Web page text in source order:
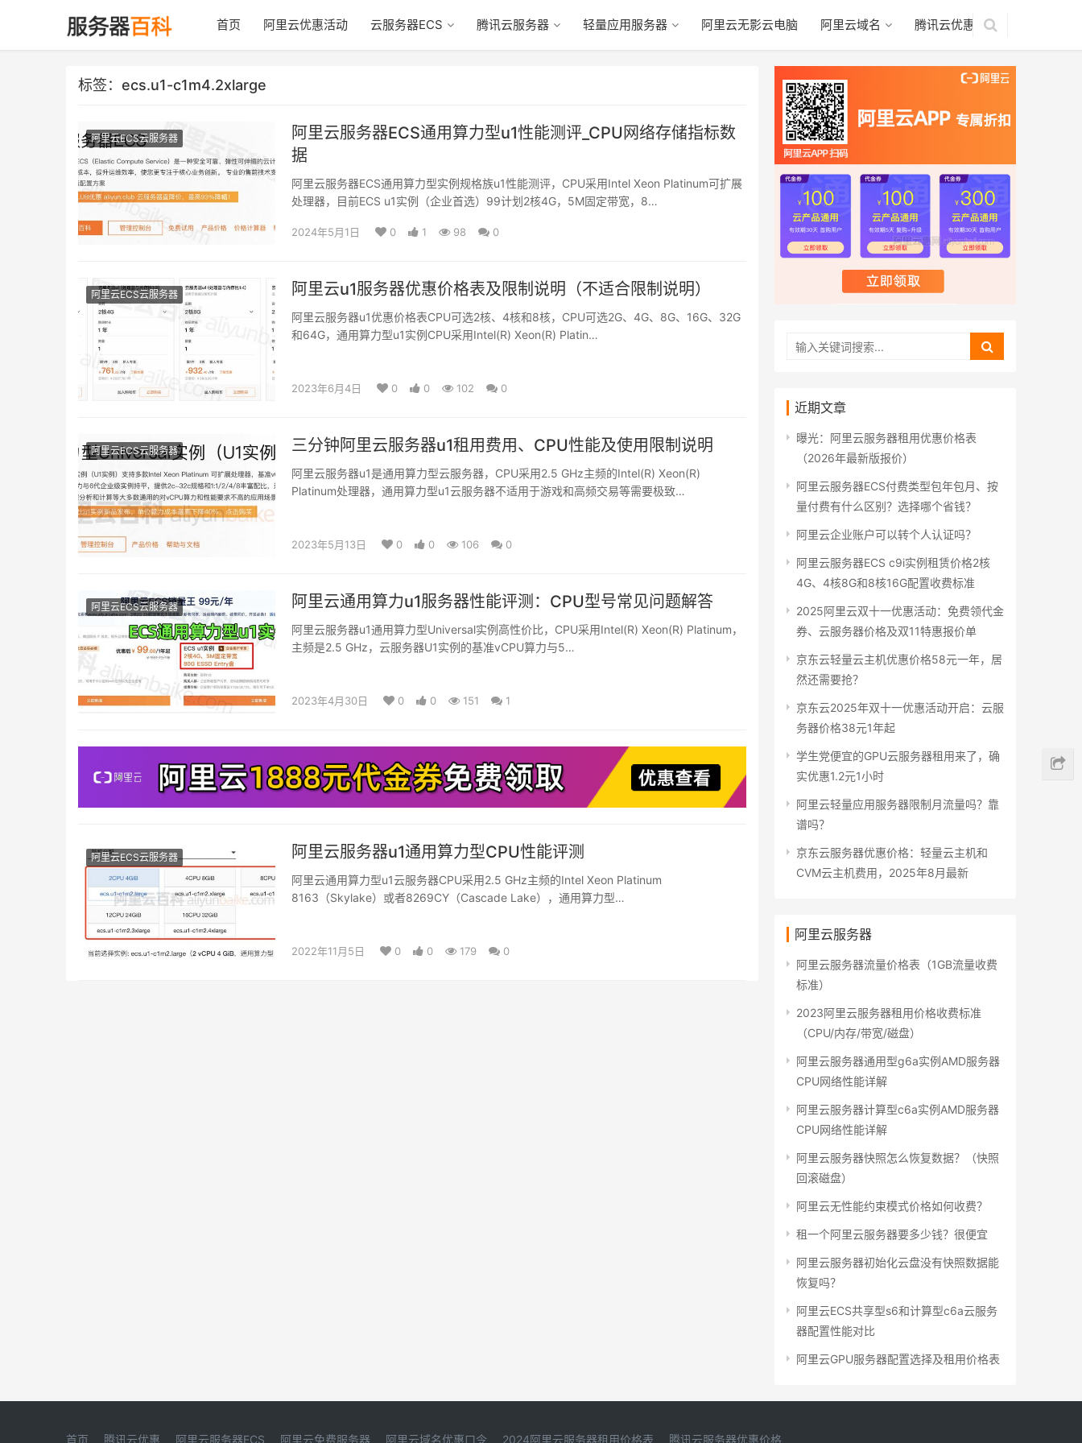
首页 阿里云优惠活动 云服务器ECS 腾讯云服务器 轻量应用服务器 阿里云无影云电脑 阿里云域名 腾讯云优惠
标签：ecs.u1-c1m4.2xlarge
阿里云ECS云服务器
阿里云服务器ECS通用算力型u1性能测评_CPU网络存储指标数
据
阿里云服务器ECS通用算力型实例规格族u1性能测评，CPU采用Intel Xeon Platinum可扩展
处理器，目前ECS u1实例（企业首选）99计划2核4G，5M固定带宽，8…
2024年5月1日 0 1 98 0
阿里云ECS云服务器 阿里云u1服务器优惠价格表及限制说明（不适合限制说明）
阿里云服务器u1优惠价格表CPU可选2核、4核和8核，CPU可选2G、4G、8G、16G、32G
和64G，通用算力型u1实例CPU采用Intel(R) Xeon(R) Platin…
2023年6月4日 0 0 102 0
阿里云ECS云服务器 三分钟阿里云服务器u1租用费用、CPU性能及使用限制说明
阿里云服务器u1是通用算力型云服务器，CPU采用2.5 GHz主频的Intel(R) Xeon(R)
Platinum处理器，通用算力型u1云服务器不适用于游戏和高频交易等需要极致…
2023年5月13日 0 0 106 0
阿里云ECS云服务器 阿里云通用算力u1服务器性能评测：CPU型号常见问题解答
阿里云服务器u1通用算力型Universal实例高性价比，CPU采用Intel(R) Xeon(R) Platinum，
主频是2.5 GHz，云服务器U1实例的基准vCPU算力与5…
2023年4月30日 0 0 151 1
阿里云ECS云服务器 阿里云服务器u1通用算力型CPU性能评测
阿里云通用算力型u1云服务器CPU采用2.5 GHz主频的Intel Xeon Platinum
8163（Skylake）或者8269CY（Cascade Lake），通用算力型…
2022年11月5日 0 0 179 0
近期文章
曝光：阿里云服务器租用优惠价格表
（2026年最新版报价）
阿里云服务器ECS付费类型包年包月、按
量付费有什么区别？选择哪个省钱？
阿里云企业账户可以转个人认证吗？
阿里云服务器ECS c9i实例租赁价格2核
4G、4核8G和8核16G配置收费标准
2025阿里云双十一优惠活动：免费领代金
券、云服务器价格及双11特惠报价单
京东云轻量云主机优惠价格58元一年，居
然还需要抢？
京东云2025年双十一优惠活动开启：云服
务器价格38元1年起
学生党便宜的GPU云服务器租用来了，确
实优惠1.2元1小时
阿里云轻量应用服务器限制月流量吗？靠
谱吗？
京东云服务器优惠价格：轻量云主机和
CVM云主机费用，2025年8月最新
阿里云服务器
阿里云服务器流量价格表（1GB流量收费
标准）
2023阿里云服务器租用价格收费标准
（CPU/内存/带宽/磁盘）
阿里云服务器通用型g6a实例AMD服务器
CPU网络性能详解
阿里云服务器计算型c6a实例AMD服务器
CPU网络性能详解
阿里云服务器快照怎么恢复数据？（快照
回滚磁盘）
阿里云无性能约束模式价格如何收费？
租一个阿里云服务器要多少钱？很便宜
阿里云服务器初始化云盘没有快照数据能
恢复吗？
阿里云ECS共享型s6和计算型c6a云服务
器配置性能对比
阿里云GPU服务器配置选择及租用价格表
首页 腾讯云优惠 阿里云服务器ECS 阿里云免费服务器 阿里云域名优惠口令 2024阿里云服务器租用价格表 腾讯云服务器优惠价格